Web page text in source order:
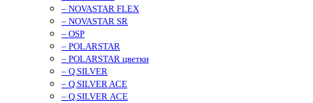
– NOVASTAR FLEX
– NOVASTAR SR
– OSP
– POLARSTAR
– POLARSTAR цветки
– Q.SILVER
– Q.SILVER ACE
– Q.SILVER ACE